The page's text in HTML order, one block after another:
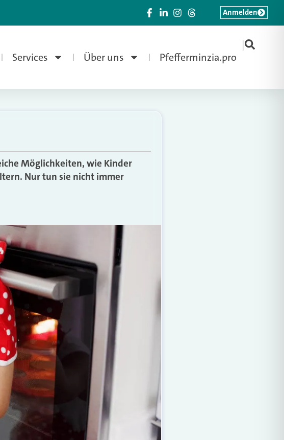
Services Über uns Pfefferminzia.pro
|
Anmelden
Möglichkeiten, wie Kinder
Nur tun sie nicht immer